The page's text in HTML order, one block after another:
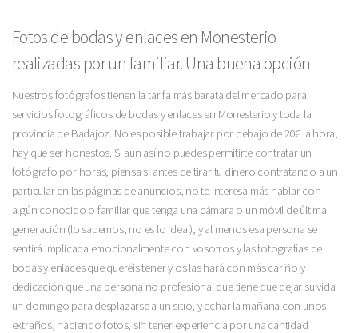
Fotos de bodas y enlaces en Monesterio
realizadas por un familiar. Una buena opción
Nuestros fotógrafos tienen la tarifa más barata del mercado para
servicios fotográficos de bodas y enlaces en Monesterio y toda la
provincia de Badajoz. No es posible trabajar por debajo de 20€ la hora,
hay que ser honestos. Si aun así no puedes permitirte contratar un
fotógrafo por horas, piensa si antes de tirar tu dinero contratando a un
particular en las páginas de anuncios, no te interesa más hablar con
algún conocido o familiar que tenga una cámara o un móvil de última
generación (lo sabemos, no es lo ideal), y al menos esa persona se
sentirá implicada emocionalmente con vosotros y las fotografías de
bodas y enlaces que queréis tener y os las hará con más cariño y
dedicación que una persona no profesional que tiene que dejar su vida
un domingo para desplazarse a un sitio, y echar la mañana con unos
extraños, haciendo fotos, sin tener experiencia por una cantidad